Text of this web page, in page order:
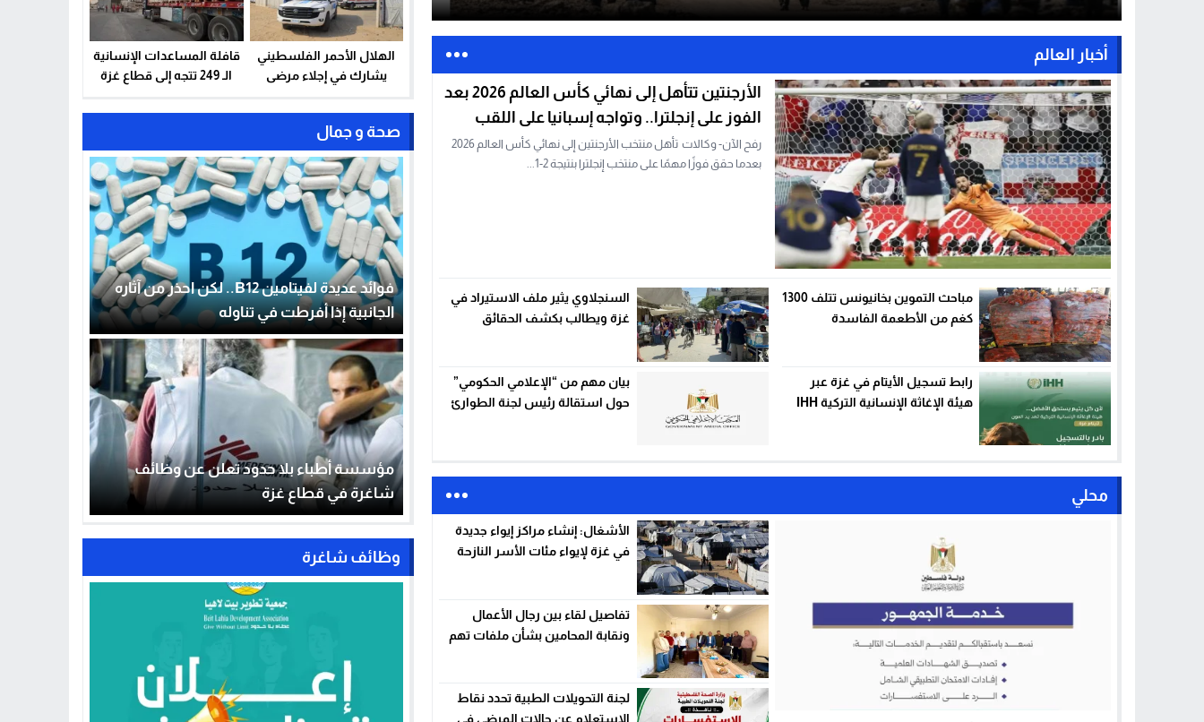
أخبار العالم
الأرجنتين تتأهل إلى نهائي كأس العالم 2026 بعد
الفوز على إنجلترا.. وتواجه إسبانيا على اللقب
رفح الآن- وكالات تأهل منتخب الأرجنتين إلى نهائي كأس العالم 2026
بعدما حقق فوزًا مهمًا على منتخب إنجلترا بنتيجة 2-1...
مباحث التموين بخانيونس تتلف 1300
كغم من الأطعمة الفاسدة
السنجلاوي يثير ملف الاستيراد في
غزة ويطالب بكشف الحقائق
رابط تسجيل الأيتام في غزة عبر
هيئة الإغاثة الإنسانية التركية IHH
بيان مهم من “الإعلامي الحكومي”
حول استقالة رئيس لجنة الطوارئ
محلي
الأشغال: إنشاء مراكز إيواء جديدة
في غزة لإيواء مئات الأسر النازحة
تفاصيل لقاء بين رجال الأعمال
ونقابة المحامين بشأن ملفات تهم
لجنة التحويلات الطبية تحدد نقاط
الاستعلام عن حالات المرضى في
الهلال الأحمر الفلسطيني
يشارك في إجلاء مرضى
معبر رفح
قافلة المساعدات الإنسانية
الـ 249 تتجه إلى قطاع غزة
صحة و جمال
فوائد عديدة لفيتامين B12.. لكن احذر من آثاره
الجانبية إذا أفرطت في تناوله
مؤسسة أطباء بلا حدود تعلن عن وظائف
شاغرة في قطاع غزة
وظائف شاغرة